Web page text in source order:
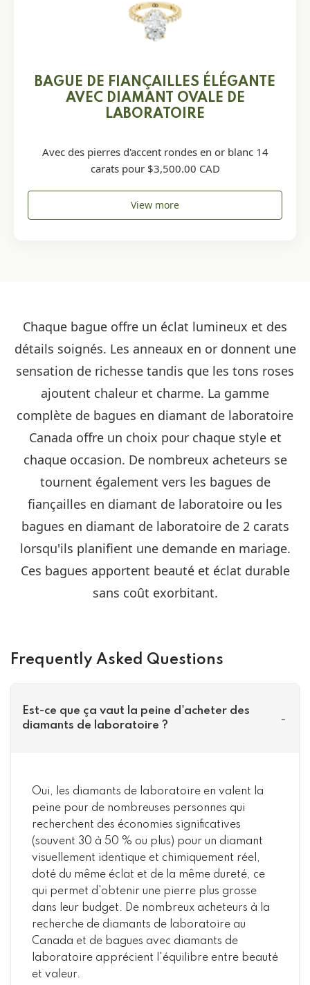
BAGUE DE FIANÇAILLES ÉLÉGANTE
AVEC DIAMANT OVALE DE
LABORATOIRE
Avec des pierres d'accent rondes en or blanc 14
carats pour $3,500.00 CAD
View more
Chaque bague offre un éclat lumineux et des
détails soignés. Les anneaux en or donnent une
sensation de richesse tandis que les tons roses
ajoutent chaleur et charme. La gamme
complète de bagues en diamant de laboratoire
Canada offre un choix pour chaque style et
chaque occasion. De nombreux acheteurs se
tournent également vers les bagues de
fiançailles en diamant de laboratoire ou les
bagues en diamant de laboratoire de 2 carats
lorsqu'ils planifient une demande en mariage.
Ces bagues apportent beauté et éclat durable
sans coût exorbitant.
Frequently Asked Questions
Est-ce que ça vaut la peine d'acheter des
diamants de laboratoire ?
-
Oui, les diamants de laboratoire en valent la
peine pour de nombreuses personnes qui
recherchent des économies significatives
(souvent 30 à 50 % ou plus) pour un diamant
visuellement identique et chimiquement réel,
doté du même éclat et de la même dureté, ce
qui permet d'obtenir une pierre plus grosse
dans leur budget. De nombreux acheteurs à la
recherche de diamants de laboratoire au
Canada et de bagues avec diamants de
laboratoire apprécient l'équilibre entre beauté
et valeur.